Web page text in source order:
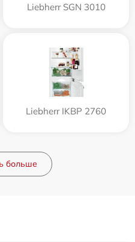
Liebherr SGN 3010
Liebherr IKBP 2760
больше